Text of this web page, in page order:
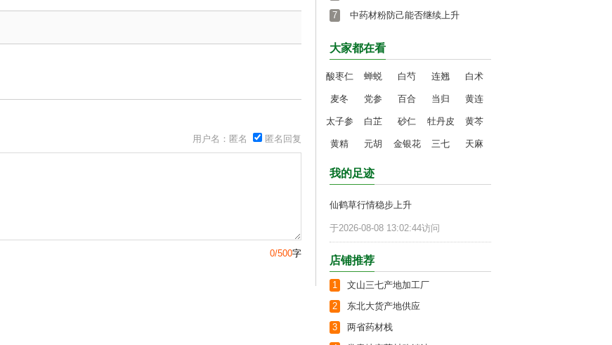
用户名：匿名 匿名回复
0/500字
7
中药材粉防己能否继续上升
大家都在看
酸枣仁 蝉蜕 白芍 连翘 白术
麦冬 党参 百合 当归 黄连
太子参 白芷 砂仁 牡丹皮 黄芩
黄精 元胡 金银花 三七 天麻
我的足迹
仙鹤草行情稳步上升
于2026-08-08 13:02:44访问
店铺推荐
1
文山三七产地加工厂
2
东北大货产地供应
3
两省药材栈